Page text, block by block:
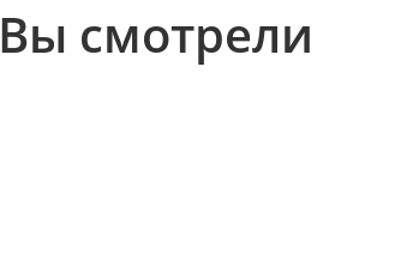
Вы смотрели